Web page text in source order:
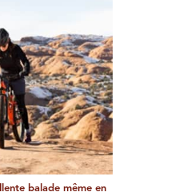
balade même en